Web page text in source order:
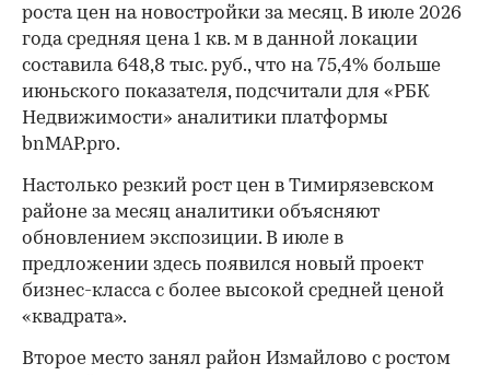
роста цен на новостройки за месяц. В июле 2026
года средняя цена 1 кв. м в данной локации
составила 648,8 тыс. руб., что на 75,4% больше
июньского показателя, подсчитали для «РБК
Недвижимости» аналитики платформы
bnMAP.pro.
Настолько резкий рост цен в Тимирязевском
районе за месяц аналитики объясняют
обновлением экспозиции. В июле в
предложении здесь появился новый проект
бизнес-класса с более высокой средней ценой
«квадрата».
Второе место занял район Измайлово с ростом